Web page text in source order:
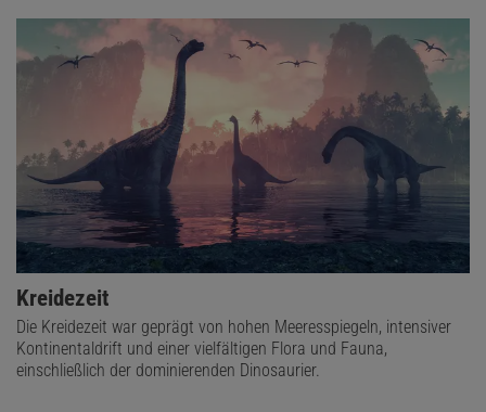
Kreidezeit
Die Kreidezeit war geprägt von hohen Meeresspiegeln, intensiver
Kontinentaldrift und einer vielfältigen Flora und Fauna,
einschließlich der dominierenden Dinosaurier.